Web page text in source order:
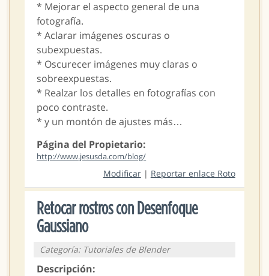
* Mejorar el aspecto general de una
fotografía.
* Aclarar imágenes oscuras o
subexpuestas.
* Oscurecer imágenes muy claras o
sobreexpuestas.
* Realzar los detalles en fotografías con
poco contraste.
* y un montón de ajustes más…
Página del Propietario:
http://www.jesusda.com/blog/
Modificar| Reportar enlace Roto
Retocar rostros con Desenfoque
Gaussiano
Categoría: Tutoriales de Blender
Descripción: